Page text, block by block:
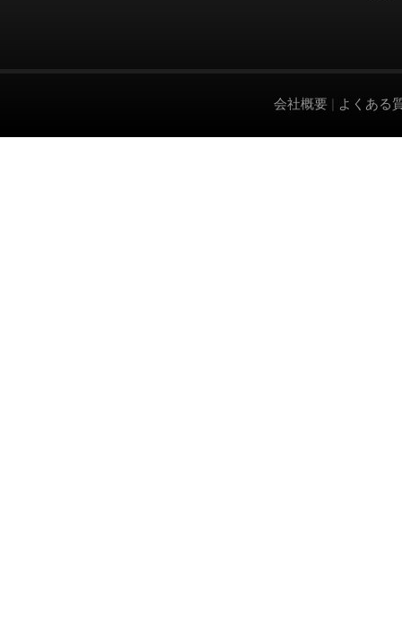
会社概要 | よくある